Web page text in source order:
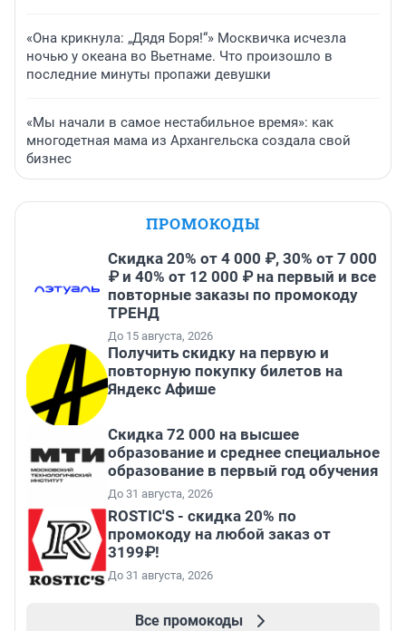
«Она крикнула: „Дядя Боря!“» Москвичка исчезла
ночью у океана во Вьетнаме. Что произошло в
последние минуты пропажи девушки
«Мы начали в самое нестабильное время»: как
многодетная мама из Архангельска создала свой
бизнес
ПРОМОКОДЫ
Скидка 20% от 4 000 ₽, 30% от 7 000
₽ и 40% от 12 000 ₽ на первый и все
повторные заказы по промокоду
ТРЕНД
До 15 августа, 2026
Получить скидку на первую и
повторную покупку билетов на
Яндекс Афише
Скидка 72 000 на высшее
образование и среднее специальное
образование в первый год обучения
До 31 августа, 2026
ROSTIC'S - скидка 20% по
промокоду на любой заказ от
3199₽!
До 31 августа, 2026
Все промокоды